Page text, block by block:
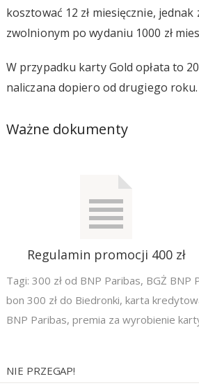
kosztować 12 zł miesięcznie, jednak
zwolnionym po wydaniu 1000 zł
W przypadku karty Gold opłata to
naliczana dopiero od drugiego roku.
Ważne dokumenty
Regulamin promocji 400 zł
Tagi: 300 zł od BNP Paribas, BGŻ BNP
bon 300 zł do Biedronki, karta
BNP Paribas, premia za wyrobienie
NIE PRZEGAP!